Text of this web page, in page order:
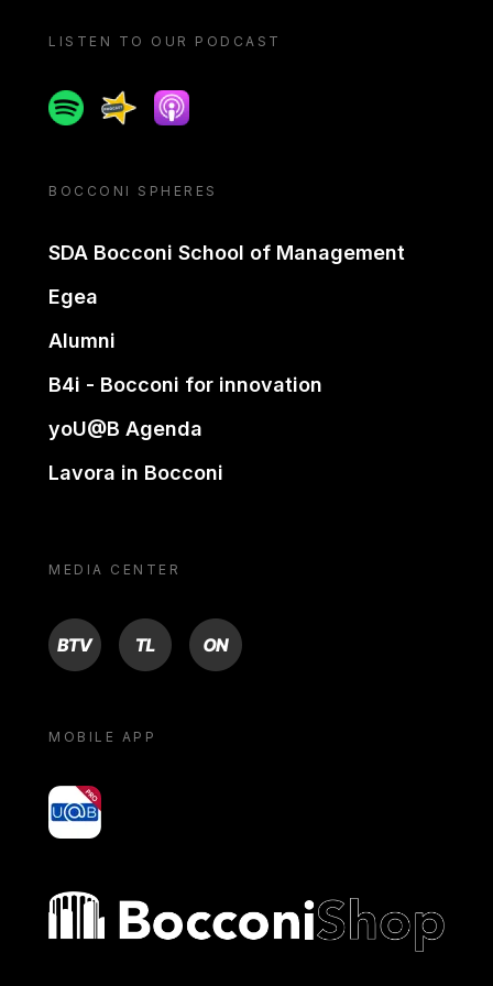
LISTEN TO OUR PODCAST
SpotifySpreakerApple podcast
BOCCONI SPHERES
SDA Bocconi School of Management
Egea
Alumni
B4i - Bocconi for innovation
yoU@B Agenda
Lavora in Bocconi
MEDIA CENTER
BTV TL ON
MOBILE APP
yoU@B
Bocconi shop